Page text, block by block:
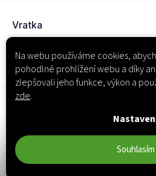
Na webu používáme cookies,
pohodlné prohlížení webu a díky
zlepšovali jeho funkce, výkon a
zde.
Souhlasím